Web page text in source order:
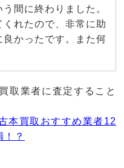
間に終わりました。
れたので、非常に助
かったです。また何
取業者に査定すること
本買取おすすめ業者12
？